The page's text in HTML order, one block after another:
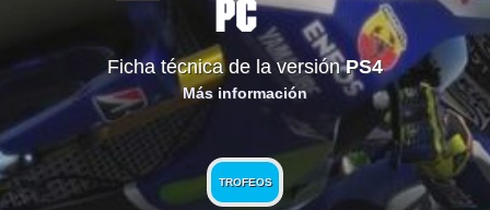
Ficha técnica de la versiónPS4
Más información
TROFEOS